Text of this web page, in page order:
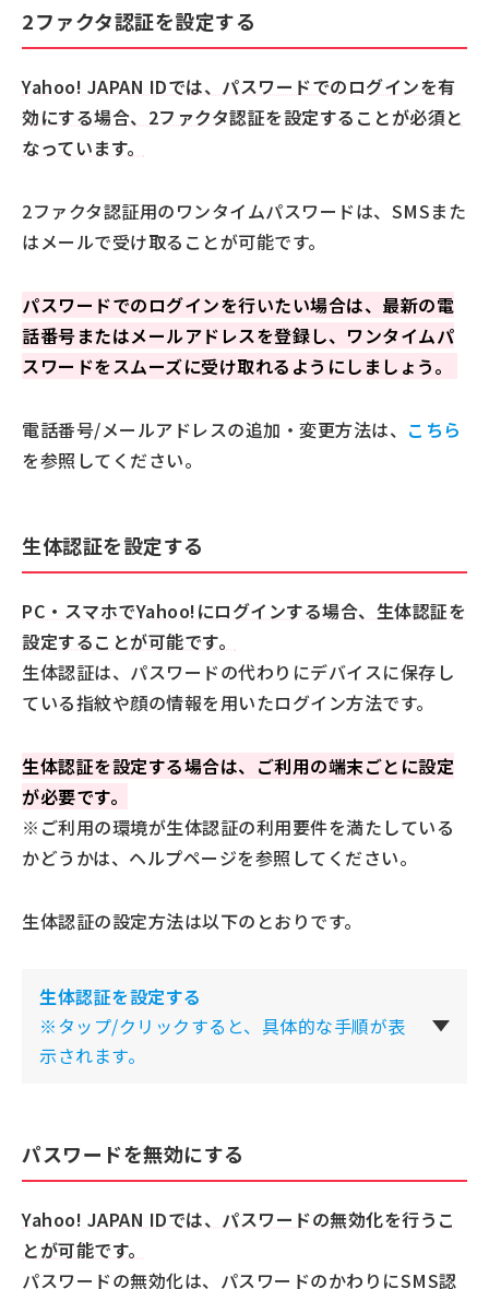
2ファクタ認証を設定する
Yahoo! JAPAN IDでは、パスワードでのログインを有
効にする場合、2ファクタ認証を設定することが必須と
なっています。
2ファクタ認証用のワンタイムパスワードは、SMSまた
はメールで受け取ることが可能です。
パスワードでのログインを行いたい場合は、最新の電
話番号またはメールアドレスを登録し、ワンタイムパ
スワードをスムーズに受け取れるようにしましょう。
電話番号/メールアドレスの追加・変更方法は、 こちら
を参照してください。
生体認証を設定する
PC・スマホでYahoo!にログインする場合、生体認証を
設定することが可能です。
生体認証は、パスワードの代わりにデバイスに保存し
ている指紋や顔の情報を用いたログイン方法です。
生体認証を設定する場合は、ご利用の端末ごとに設定
が必要です。
※ご利用の環境が生体認証の利用要件を満たしている
かどうかは、ヘルプページを参照してください。
生体認証の設定方法は以下のとおりです。
生体認証を設定する
※タップ/クリックすると、具体的な手順が表
示されます。
パスワードを無効にする
Yahoo! JAPAN IDでは、パスワードの無効化を行うこ
とが可能です。
パスワードの無効化は、パスワードのかわりにSMS認